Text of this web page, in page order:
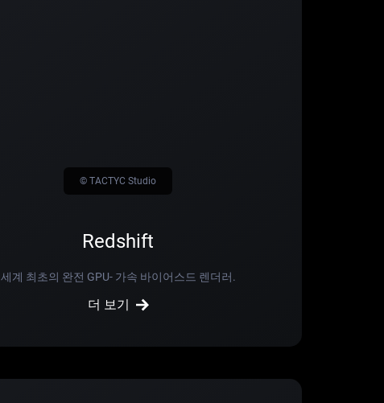
Redshift
세계 최초의 완전 GPU- 가속 바이어스드 렌더러.
더 보기
© TACTYC Studio